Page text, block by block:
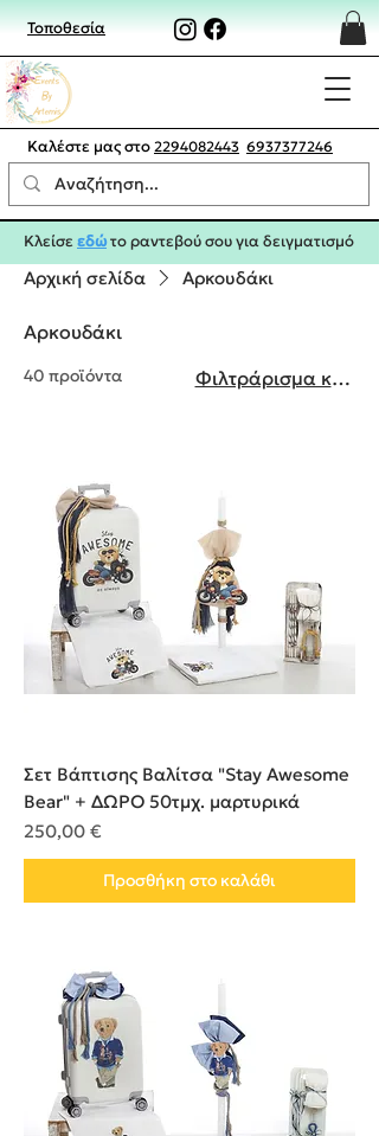
Τοποθεσία
Καλέστε μας στο 2294082443 6937377246
Κλείσεεδώτο ραντεβού σου για δειγματισμό
Αρχική σελίδα Αρκουδάκι
Αρκουδάκι
40 προϊόντα Φιλτράρισμα και
Σετ Βάπτισης Βαλίτσα "Stay Awesome
Bear" + ΔΩΡΟ 50τμχ. μαρτυρικά
Τιμή
250,00 €
Προσθήκη στο καλάθι